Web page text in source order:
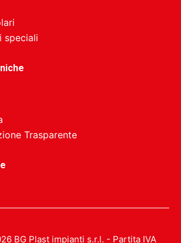
speciali
Trasparente
BG Plast impianti s.r.l. - Partita IVA